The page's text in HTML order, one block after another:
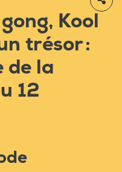
Kool
trésor :
de la
12